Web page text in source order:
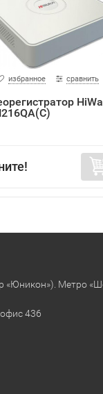
избранное сравнить
«Юникон»). Метро
офис 436